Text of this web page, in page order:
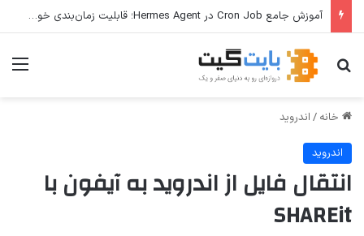
ترفندهای Copilot برای کار و افزایش بهره‌وری
جستجو برای
خانه / اندروید
اندروید
انتقال فایل از اندروید به آیفون با
SHAREit